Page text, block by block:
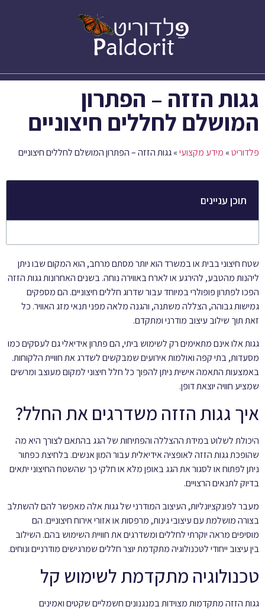
גגות הזזה – הפתרון
המושלם לחללים חיצוניים
פלדוריט» מידע מקצועי»גגות הזזה – הפתרון המושלם לחללים חיצוניים
תוכן עניינים
שטח חיצוני בבית או במשרד הוא יותר מסתם מרחב, הוא המקום שבו ניתן
ליהנות מהטבע, להירגע או לארח באווירה נוחה. בשנים האחרונות גגות הזזה
הפכו לפתרון פופולרי במיוחד עבור שדרוג חללים חיצוניים. הם מספקים
גמישות גבוהה, הצללה משתנה, והגנה מלאה מפני תנאי מזג האוויר. כל
זאת תוך שילוב עיצוב מודרני ומתקדם.
גגות אלו אינם מתאימים רק לשימוש ביתי, הם פתרון אידיאלי גם לעסקים כמו
מסעדות, בתי קפה ואולמות אירועים שמבקשים לשדרג את חוויית הלקוחות.
באמצעות התאמה אישית ניתן להפוך כל חלל חיצוני למקום מעוצב ומרשים
שמציע חוויה יוצאת דופן.
איך גגות הזזה משדרגים את החלל?
היכולת לשלוט במידת ההצללה והפתיחות של הגג בהתאם לצורך היא מה
שהופכת גגות הזזה לאופציה אידיאלית עבור המון אנשים. בלחיצת כפתור
ניתן לפתוח או לסגור את הגג באופן מלא או חלקי כך שהשטח החיצוני יתאים
בדיוק לתנאים הרצויים.
מעבר לפונקציונליות, העיצוב המודרני של גגות אלה מאפשר להם להשתלב
בצורה מושלמת עם עיצובי גינות, מרפסות או אזורי אירוח חיצוניים. הם
מוסיפים מראה יוקרתי לחללים ומשדרגים את חוויית השימוש בהם. השילוב
בין עיצוב ייחודי לטכנולוגיה מתקדמת יוצר חללים שמרגישים מודרניים ונוחים.
טכנולוגיה מתקדמת לשימוש קל
גגות הזזה מתקדמות מצוידות במנגנונים חשמליים שקטים ואמינים